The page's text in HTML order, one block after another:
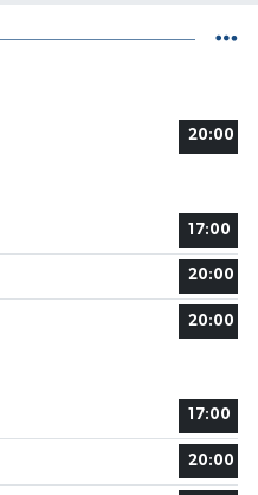
20:00
17:00
20:00
20:00
17:00
20:00